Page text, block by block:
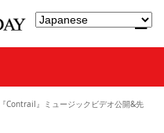
Contrail』ミュージックビデオ公開&先